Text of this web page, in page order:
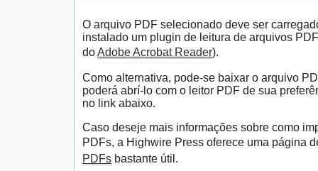
O arquivo PDF selecionado deve ser
instalado um plugin de leitura de arquivos
doAdobe Acrobat Reader).
Como alternativa, pode-se baixar o arquivo
poderá abrí-lo com o leitor PDF de sua
no link abaixo.
Caso deseje mais informações sobre como
PDFs, a Highwire Press oferece uma página
PDFs bastante útil.